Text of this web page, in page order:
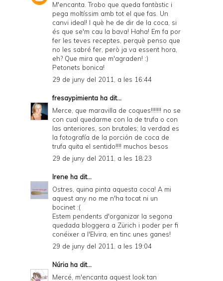
M'encanta. Trobo que queda fantàstic i
pega moltíssim amb tot el que fas. Un
canvi ideal! I què he de dir de la coca, si
és que se'm cau la bava! Haha! Em fa por
fer les teves receptes, perquè penso que
no les sabré fer, però ja va essent hora,
eh? Que mira que m'agraden! :)
Petonets bonica!
29 de juny del 2011, a les 16:44
fresaypimienta ha dit...
Merce, que maravilla de coques!!!!!!! no se
con cual quedarme con la de trufa o con
las anteriores, son brutales; la verdad es
la fotografía de la porción de coca de
trufa quita el sentido!!!! muchos besos
29 de juny del 2011, a les 18:23
Irene ha dit...
Ostres, quina pinta aquesta coca! A mi
aquest any no me n'ha tocat ni un
bocinet :(
Estem pendents d'organizar la segona
quedada bloggera a Zürich i poder per fi
conéixer a l'Elvira, en tinc unes ganes!
29 de juny del 2011, a les 19:04
Núria ha dit...
Mercé, m'encanta aquest look tan